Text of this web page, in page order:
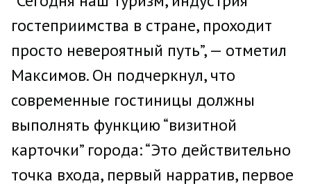
гостеприимства в стране, проходит
просто невероятный путь”, — отметил
Максимов. Он подчеркнул, что
современные гостиницы должны
выполнять функцию “визитной
карточки” города: “Это действительно
точка входа, первый нарратив, первое